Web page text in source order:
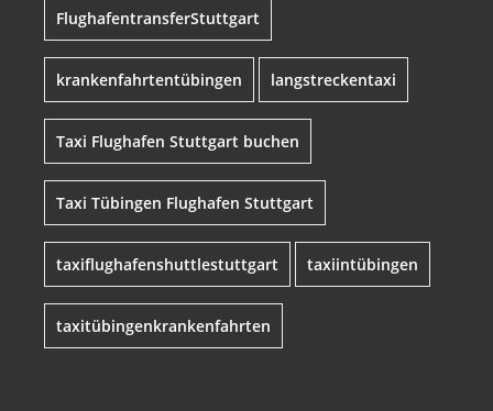
FlughafentransferStuttgart
krankenfahrtentübingen langstreckentaxi
Taxi Flughafen Stuttgart buchen
Taxi Tübingen Flughafen Stuttgart
taxiflughafenshuttlestuttgart taxiintübingen
taxitübingenkrankenfahrten